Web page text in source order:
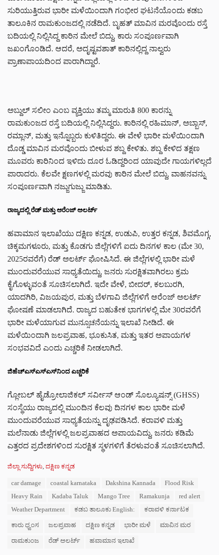
ಸುರಿಯುತ್ತಿರುವ ಭಾರೀ ಮಳೆಯಿಂದಾಗಿ ಗಂಭೀರ ಘಟನೆಯೊಂದು ಕಡಬ
ತಾಲೂಕಿನ ರಾಮಕುಂಜದಲ್ಲಿ ನಡೆದಿದೆ. ಬೃಹತ್ ಮಾವಿನ ಮರವೊಂದು ರಸ್ತೆ
ಬದಿಯಲ್ಲಿ ನಿಲ್ಲಿಸಿದ್ದ ಕಾರಿನ ಮೇಲೆ ಬಿದ್ದು, ಕಾರು ಸಂಪೂರ್ಣವಾಗಿ
ಜಖಂಗೊಂಡಿದೆ. ಆದರೆ, ಅದೃಷ್ಟವಶಾತ್ ಕಾರಿನಲ್ಲಿದ್ದ ನಾಲ್ವರು
ಪ್ರಾಣಾಪಾಯದಿಂದ ಪಾರಾಗಿದ್ದಾರೆ.
ಅಬ್ದುಲ್ ಸಲೀಂ ಎಂಬ ವ್ಯಕ್ತಿಯು ತಮ್ಮ ಮಾರುತಿ 800 ಕಾರನ್ನು
ರಾಮಕುಂಜದ ರಸ್ತೆ ಬದಿಯಲ್ಲಿ ನಿಲ್ಲಿಸಿದ್ದರು. ಕಾರಿನಲ್ಲಿ ರಹಿಮಾನ್, ಅಬ್ಬಾಸ್,
ರಮ್ಲಾನ್, ಮತ್ತು ಇನ್ನೊಬ್ಬರು ಕುಳಿತಿದ್ದರು. ಈ ವೇಳೆ ಭಾರೀ ಮಳೆಯಿಂದಾಗಿ
ದೊಡ್ಡ ಮಾವಿನ ಮರವೊಂದು ಬೀಳುವ ಶಬ್ದ ಕೇಳಿತು. ಶಬ್ದ ಕೇಳಿದ ತಕ್ಷಣ
ಮೂವರು ಕಾರಿನಿಂದ ಇಳಿದು ದೂರ ಓಡಿದ್ದರಿಂದ ಯಾವುದೇ ಗಾಯಗಳಿಲ್ಲದೆ
ಪಾರಾದರು. ಕೆಲವೇ ಕ್ಷಣಗಳಲ್ಲಿ ಮರವು ಕಾರಿನ ಮೇಲೆ ಬಿದ್ದು, ವಾಹನವನ್ನು
ಸಂಪೂರ್ಣವಾಗಿ ನಜ್ಜುಗುಜ್ಜು ಮಾಡಿತು.
ರಾಜ್ಯದಲ್ಲಿ ರೆಡ್ ಮತ್ತು ಆರೆಂಜ್ ಅಲರ್ಟ್
ಹವಾಮಾನ ಇಲಾಖೆಯು ದಕ್ಷಿಣ ಕನ್ನಡ, ಉಡುಪಿ, ಉತ್ತರ ಕನ್ನಡ, ಶಿವಮೊಗ್ಗ,
ಚಿಕ್ಕಮಗಳೂರು, ಮತ್ತು ಕೊಡಗು ಜಿಲ್ಲೆಗಳಿಗೆ ಐದು ದಿನಗಳ ಕಾಲ (ಮೇ 30,
2025ರವರೆಗೆ) ರೆಡ್ ಅಲರ್ಟ್ ಘೋಷಿಸಿದೆ. ಈ ಜಿಲ್ಲೆಗಳಲ್ಲಿ ಭಾರೀ ಮಳೆ
ಮುಂದುವರೆಯುವ ಸಾಧ್ಯತೆಯಿದ್ದು, ಜನರು ಸುರಕ್ಷಿತವಾಗಿರಲು ಕ್ರಮ
ಕೈಗೊಳ್ಳುವಂತೆ ಸೂಚಿಸಲಾಗಿದೆ. ಇದೇ ವೇಳೆ, ಬೀದರ್, ಕಲಬುರಗಿ,
ಯಾದಗಿರಿ, ವಿಜಯಪುರ, ಮತ್ತು ಬೆಳಗಾವಿ ಜಿಲ್ಲೆಗಳಿಗೆ ಆರೆಂಜ್ ಅಲರ್ಟ್
ಘೋಷಣೆ ಮಾಡಲಾಗಿದೆ. ರಾಜ್ಯದ ಬಹುತೇಕ ಭಾಗಗಳಲ್ಲಿ ಮೇ 30ರವರೆಗೆ
ಭಾರೀ ಮಳೆಯಾಗುವ ಮುನ್ಸೂಚನೆಯನ್ನು ಇಲಾಖೆ ನೀಡಿದೆ. ಈ
ಮಳೆಯಿಂದಾಗಿ ಜಲಪ್ರವಾಹ, ಭೂಕುಸಿತ, ಮತ್ತು ಇತರ ಅಪಾಯಗಳ
ಸಂಭವವಿದೆ ಎಂದು ಎಚ್ಚರಿಕೆ ನೀಡಲಾಗಿದೆ.
ಜಿಹೆಚ್‌ಎಸ್‌ಎಸ್‌ಎಸ್‌ನಿಂದ ಎಚ್ಚರಿಕೆ
ಗ್ಲೋಬಲ್ ಹೈಡ್ರೋಲಾಜಿಕಲ್ ಸರ್ವೀಸ್ ಆಂಡ್ ಸೊಲ್ಯೂಷನ್ಸ್ (GHSS)
ಸಂಸ್ಥೆಯು ರಾಜ್ಯದಲ್ಲಿ ಮುಂದಿನ ಕೆಲವು ದಿನಗಳ ಕಾಲ ಭಾರೀ ಮಳೆ
ಮುಂದುವರೆಯುವ ಸಾಧ್ಯತೆಯನ್ನು ದೃಢಪಡಿಸಿದೆ. ಕರಾವಳಿ ಮತ್ತು
ಮಲೆನಾಡು ಜಿಲ್ಲೆಗಳಲ್ಲಿ ಜಲಪ್ರವಾಹದ ಅಪಾಯವಿದ್ದು, ಜನರು ಕಡಿಮೆ
ಎತ್ತರದ ಪ್ರದೇಶಗಳಿಂದ ಸುರಕ್ಷಿತ ಸ್ಥಳಗಳಿಗೆ ತೆರಳುವಂತೆ ಸೂಚಿಸಲಾಗಿದೆ.
C
ಜಿಲ್ಲಾ ಸುದ್ದಿಗಳು, ದಕ್ಷಿಣ ಕನ್ನಡ
car damage coastal karnataka Dakshina Kannada
Flood Risk
Heavy Rain
Kadaba Taluk Mango Tree Ramakunja
red alert
Weather Department
ಕಡಬ ತಾಲೂಕು English: ಕರಾವಳಿ ಕರ್ನಾಟಕ
ಕಾರು ಧ್ವಂಸ ಜಲಪ್ರವಾಹ ದಕ್ಷಿಣ ಕನ್ನಡ ಭಾರೀ ಮಳೆ ಮಾವಿನ ಮರ
ರಾಮಕುಂಜ ರೆಡ್ ಅಲರ್ಟ್ ಹವಾಮಾನ ಇಲಾಖೆ